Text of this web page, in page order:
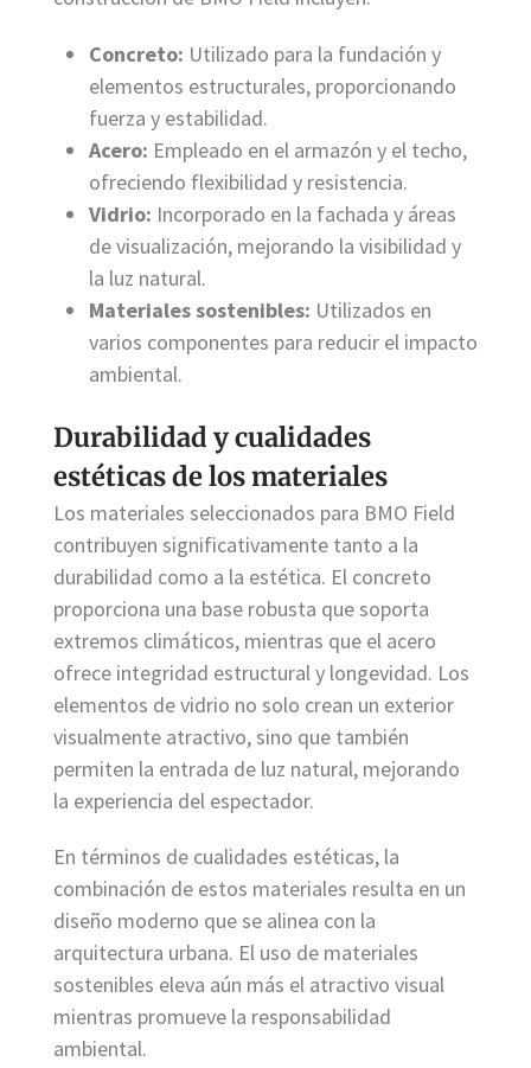
Concreto: Utilizado para la fundación y
elementos estructurales, proporcionando
fuerza y estabilidad.
Acero: Empleado en el armazón y el techo,
ofreciendo flexibilidad y resistencia.
Vidrio: Incorporado en la fachada y áreas
de visualización, mejorando la visibilidad y
la luz natural.
Materiales sostenibles: Utilizados en
varios componentes para reducir el impacto
ambiental.
Durabilidad y cualidades
estéticas de los materiales
Los materiales seleccionados para BMO Field
contribuyen significativamente tanto a la
durabilidad como a la estética. El concreto
proporciona una base robusta que soporta
extremos climáticos, mientras que el acero
ofrece integridad estructural y longevidad. Los
elementos de vidrio no solo crean un exterior
visualmente atractivo, sino que también
permiten la entrada de luz natural, mejorando
la experiencia del espectador.
En términos de cualidades estéticas, la
combinación de estos materiales resulta en un
diseño moderno que se alinea con la
arquitectura urbana. El uso de materiales
sostenibles eleva aún más el atractivo visual
mientras promueve la responsabilidad
ambiental.